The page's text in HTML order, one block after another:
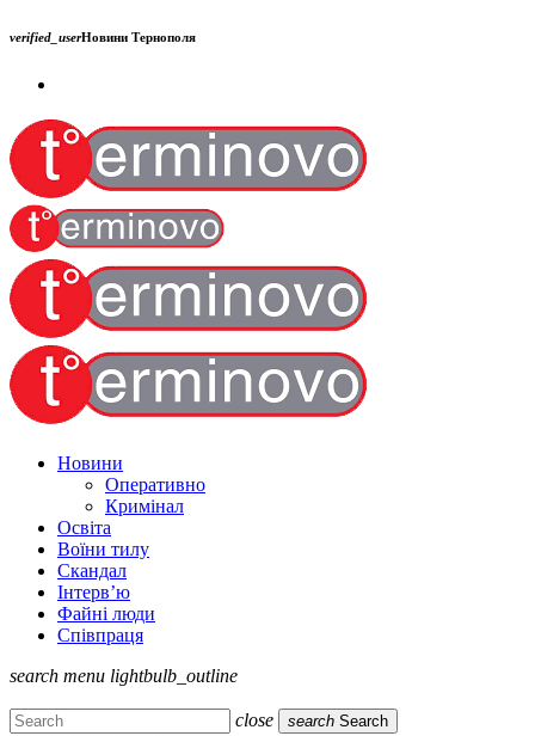
verified_userНовини Тернополя
Новини
Оперативно
Кримінал
Освіта
Воїни тилу
Скандал
Інтерв’ю
Файні люди
Співпраця
search menu lightbulb_outline
close search Search